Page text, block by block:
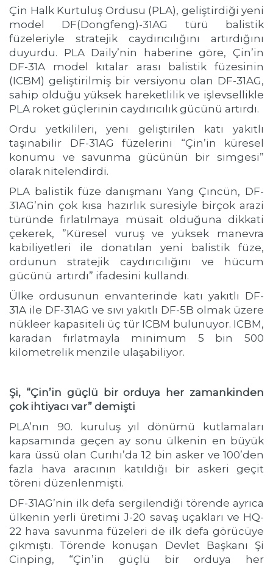
Çin Halk Kurtuluş Ordusu (PLA), geliştirdiği yeni
model DF(Dongfeng)-31AG türü balistik
füzeleriyle stratejik caydırıcılığını artırdığını
duyurdu. PLA Daily’nin haberine göre, Çin’in
DF-31A model kıtalar arası balistik füzesinin
(ICBM) geliştirilmiş bir versiyonu olan DF-31AG,
sahip olduğu yüksek hareketlilik ve işlevsellikle
PLA roket güçlerinin caydırıcılık gücünü artırdı.
Ordu yetkilileri, yeni geliştirilen katı yakıtlı
taşınabilir DF-31AG füzelerini “Çin’in küresel
konumu ve savunma gücünün bir simgesi”
olarak nitelendirdi.
PLA balistik füze danışmanı Yang Çıncün, DF-
31AG’nin çok kısa hazırlık süresiyle birçok arazi
türünde fırlatılmaya müsait olduğuna dikkati
çekerek, ”Küresel vuruş ve yüksek manevra
kabiliyetleri ile donatılan yeni balistik füze,
ordunun stratejik caydırıcılığını ve hücum
gücünü artırdı” ifadesini kullandı.
Ülke ordusunun envanterinde katı yakıtlı DF-
31A ile DF-31AG ve sıvı yakıtlı DF-5B olmak üzere
nükleer kapasiteli üç tür ICBM bulunuyor. ICBM,
karadan fırlatmayla minimum 5 bin 500
kilometrelik menzile ulaşabiliyor.
Şi, “Çin’in güçlü bir orduya her zamankinden
çok ihtiyacı var” demişti
PLA’nın 90. kuruluş yıl dönümü kutlamaları
kapsamında geçen ay sonu ülkenin en büyük
kara üssü olan Curıhı’da 12 bin asker ve 100’den
fazla hava aracının katıldığı bir askeri geçit
töreni düzenlenmişti.
DF-31AG’nin ilk defa sergilendiği törende ayrıca
ülkenin yerli üretimi J-20 savaş uçakları ve HQ-
22 hava savunma füzeleri de ilk defa görücüye
çıkmıştı. Törende konuşan Devlet Başkanı Şi
Cinping, “Çin’in güçlü bir orduya her